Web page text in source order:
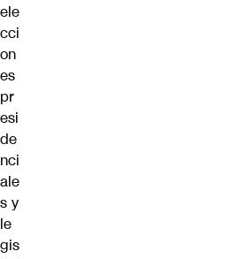
ele
cci
on
es
pr
esi
de
nci
ale
s y
le
gis